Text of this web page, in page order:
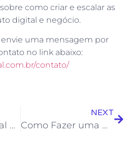
como criar e escalar as
digital e negócio.
envie uma mensagem por
no link abaixo:
contato/
Marketing Digital para Cleaning Services: Estratégias para Atingir $10.000 por Mês
NEXT
Como Fazer uma Descrição de Canal no YouTube e se Destacar em 2025